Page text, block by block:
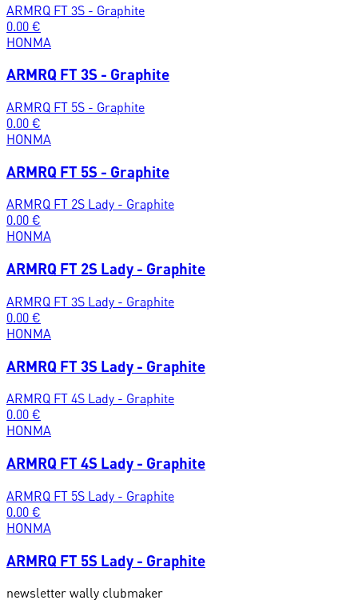
ARMRQ FT 3S - Graphite
0.00 €
HONMA
ARMRQ FT 3S - Graphite
ARMRQ FT 5S - Graphite
0.00 €
HONMA
ARMRQ FT 5S - Graphite
ARMRQ FT 2S Lady - Graphite
0.00 €
HONMA
ARMRQ FT 2S Lady - Graphite
ARMRQ FT 3S Lady - Graphite
0.00 €
HONMA
ARMRQ FT 3S Lady - Graphite
ARMRQ FT 4S Lady - Graphite
0.00 €
HONMA
ARMRQ FT 4S Lady - Graphite
ARMRQ FT 5S Lady - Graphite
0.00 €
HONMA
ARMRQ FT 5S Lady - Graphite
newsletter wally clubmaker